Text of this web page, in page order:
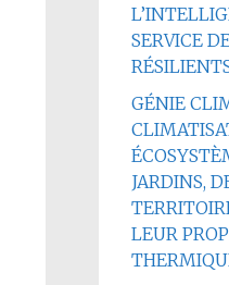
SERVICE
GÉNIE
JARDINS,
LEUR